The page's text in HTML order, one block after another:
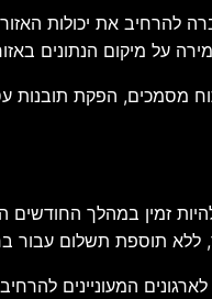
על מיקום הנתונים
מסמכים, הפקת תובנות
תוספת תשלום עבור
המעוניינים